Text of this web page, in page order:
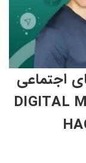
های اجتماعی
| 132